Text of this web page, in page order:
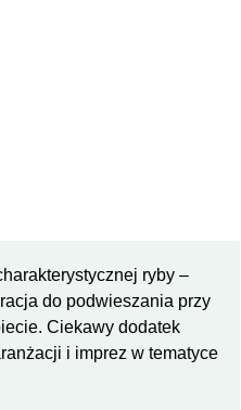
ryby –
do podwieszania przy
Ciekawy dodatek
i imprez w tematyce